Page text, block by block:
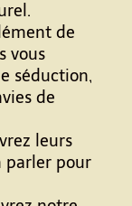
de
vous
séduction,
de
leurs
parler pour